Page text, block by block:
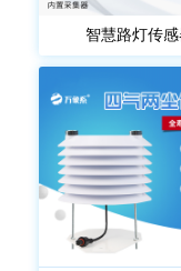
智慧路灯传感